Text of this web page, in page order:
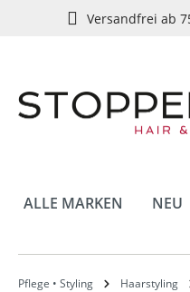
ZurVersandfrei ab
ALLE MARKEN NEU
Pflege • Styling Haarstyling